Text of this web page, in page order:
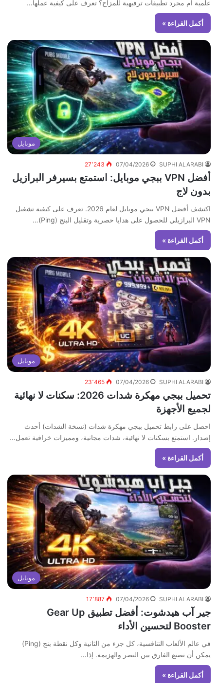
علمية أم مجرد تطبيقات ترفيهية للمزاح؟ تعرف على كيفية عملها…
أكمل القراءة »
موبايل
SUPHI ALARABI
07/04/2026 27٬243
أفضل VPN ببجي موبايل: استمتع بسيرفر البرازيل
بدون لاج
اكتشف أفضل VPN ببجي موبايل لعام 2026. تعرف على كيفية تشغيل
VPN البرازيلي للحصول على هدايا حصرية وتقليل البنج (Ping)…
أكمل القراءة »
موبايل
SUPHI ALARABI
07/04/2026 23٬465
تحميل ببجي مهكرة شدات 2026: سكنات لا نهائية
لجميع الأجهزة
احصل على رابط تحميل ببجي مهكرة شدات (نسخة الشدات) أحدث
إصدار. استمتع بسكنات لا نهائية، شدات مجانية، ومميزات خرافية تعمل…
أكمل القراءة »
موبايل
SUPHI ALARABI
07/04/2026 17٬887
جير آب هيدشوت: أفضل تطبيق Gear Up
Booster لتحسين الأداء
في عالم الألعاب التنافسية، كل جزء من الثانية وكل نقطة بنج (Ping)
يمكن أن تصنع الفارق بين النصر والهزيمة. إذا…
أكمل القراءة »